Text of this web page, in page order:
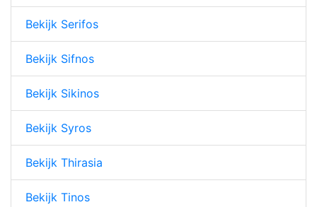
Bekijk Serifos
Bekijk Sifnos
Bekijk Sikinos
Bekijk Syros
Bekijk Thirasia
Bekijk Tinos